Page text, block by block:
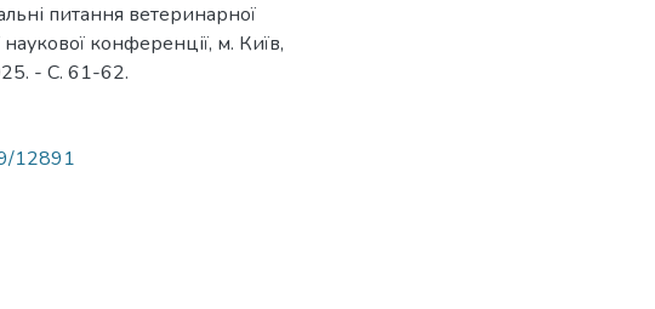
питання ветеринарної
конференції, м. Київ,
- С. 61-62.
12891